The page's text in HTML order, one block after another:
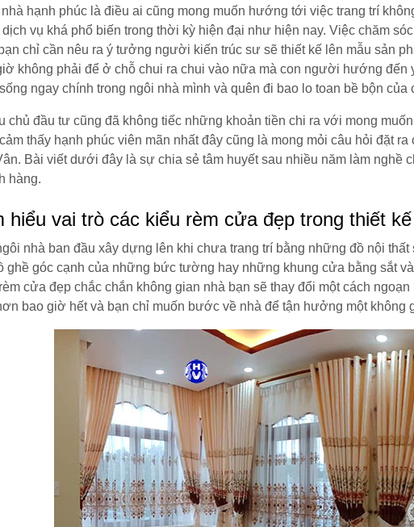
nhà hạnh phúc là điều ai cũng mong muốn hướng tới việc trang trí
vụ khá phổ biến trong thời kỳ hiện đại như hiện nay. Việc chăm
chỉ cần nêu ra ý tưởng người kiến trúc sư sẽ thiết kế lên mẫu sản
không phải để ở chỗ chui ra chui vào nữa mà con người hướng
ngay chính trong ngôi nhà mình và quên đi bao lo toan bề bộn
chủ đầu tư cũng đã không tiếc những khoản tiền chi ra với mong
cảm thấy hạnh phúc viên mãn nhất đây cũng là mong mỏi câu hỏi đặt
Bài viết dưới đây là sự chia sẻ tâm huyết sau nhiều năm làm nghề
hàng.
hiểu vai trò các kiểu rèm cửa đẹp trong thiết
nhà ban đầu xây dựng lên khi chưa trang trí bằng những đồ nội
ghề góc cạnh của những bức tường hay những khung cửa bằng sắt
cửa đẹp chắc chắn không gian nhà bạn sẽ thay đổi một cách
bao giờ hết và bạn chỉ muốn bước về nhà để tận hưởng một không